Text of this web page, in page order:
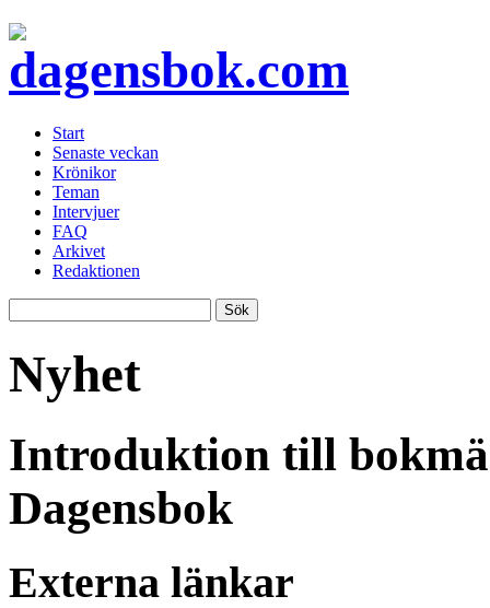
Start
Senaste veckan
Krönikor
Teman
Intervjuer
FAQ
Arkivet
Redaktionen
Nyhet
Introduktion till
Dagensbok
Externa länkar